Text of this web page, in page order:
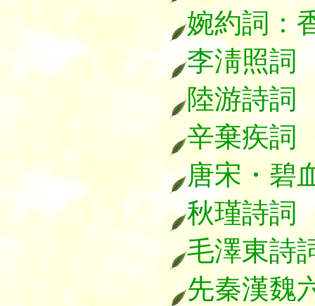
婉約詞：
李淸照詞
陸游詩詞
辛棄疾詞
唐宋・碧
秋瑾詩詞
毛澤東詩
先秦漢魏